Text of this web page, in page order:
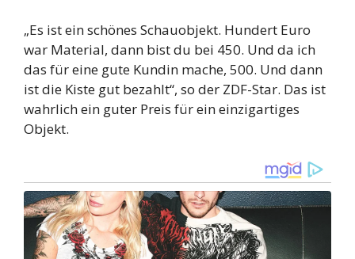
„Es ist ein schönes Schauobjekt. Hundert Euro
war Material, dann bist du bei 450. Und da ich
das für eine gute Kundin mache, 500. Und dann
ist die Kiste gut bezahlt“, so der ZDF-Star. Das ist
wahrlich ein guter Preis für ein einzigartiges
Objekt.